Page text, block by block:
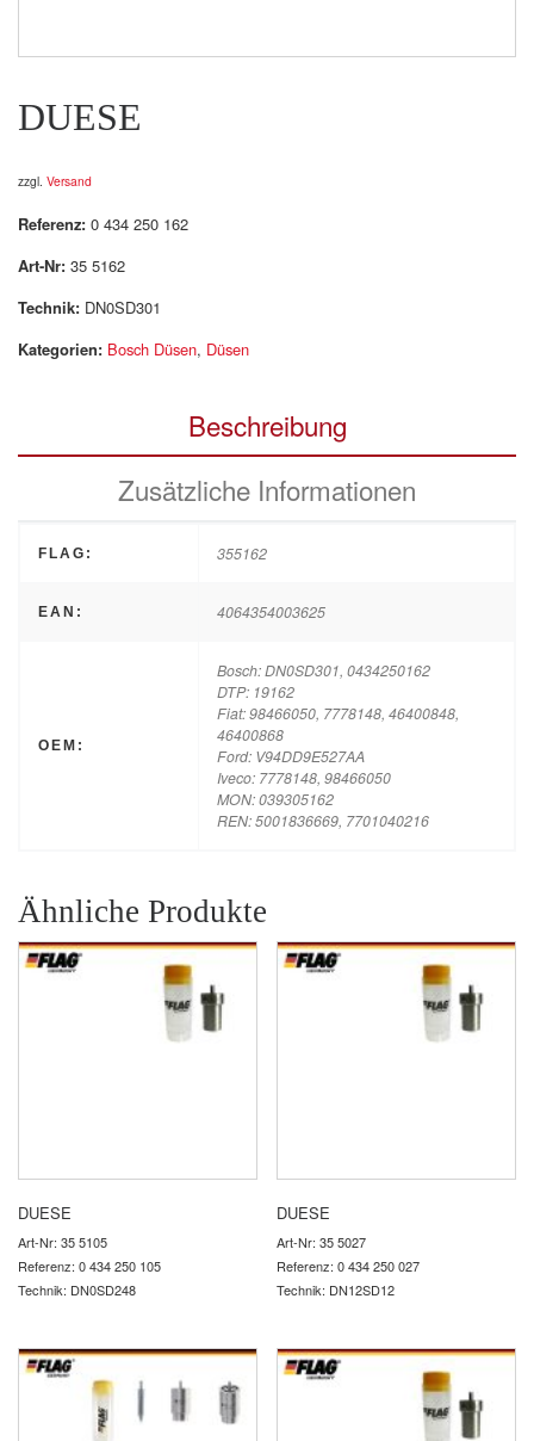
DUESE
zzgl. Versand
Referenz: 0 434 250 162
Art-Nr: 35 5162
Technik: DN0SD301
Kategorien: Bosch Düsen, Düsen
Beschreibung
Zusätzliche Informationen
FLAG: 355162
EAN: 4064354003625
OEM:
Bosch: DN0SD301, 0434250162
DTP: 19162
Fiat: 98466050, 7778148, 46400848,
46400868
Ford: V94DD9E527AA
Iveco: 7778148, 98466050
MON: 039305162
REN: 5001836669, 7701040216
Ähnliche Produkte
DUESE
Art-Nr: 35 5105
Referenz: 0 434 250 105
Technik: DN0SD248
DUESE
Art-Nr: 35 5027
Referenz: 0 434 250 027
Technik: DN12SD12